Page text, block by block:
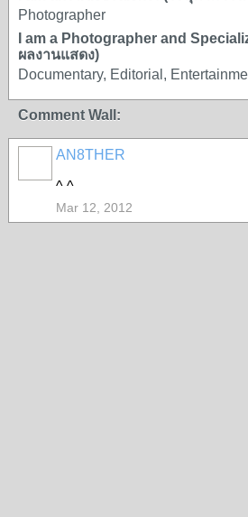
Photographer
I am a Photographer and
ผลงานแสดง)
Documentary, Editorial,
Comment Wall:
AN8THER
^ ^
Mar 12, 2012